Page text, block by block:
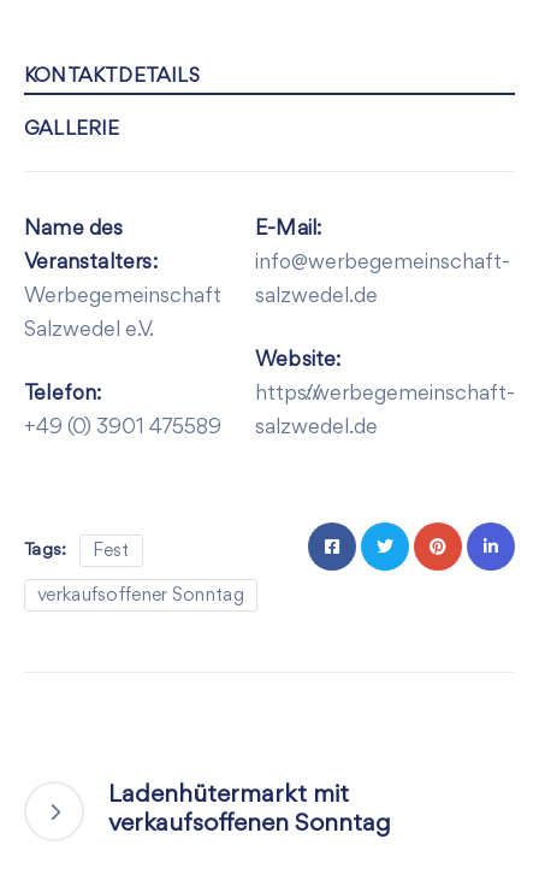
KONTAKTDETAILS
GALLERIE
Name des
Veranstalters:
Werbegemeinschaft
Salzwedel e.V.
Telefon:
+49 (0) 3901 475589
E-Mail:
info@werbegemeinschaft-
salzwedel.de
Website:
https://werbegemeinschaft-
salzwedel.de
Tags: Fest
verkaufsoffener Sonntag
Ladenhütermarkt mit
verkaufsoffenen Sonntag